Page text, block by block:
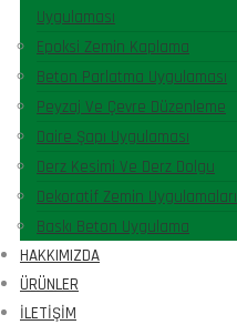
Uygulaması
Epoksi Zemin Kaplama
Beton Parlatma Uygulaması
Peyzaj Ve Çevre Düzenleme
Daire Şapı Uygulaması
Derz Kesimi Ve Derz Dolgu
Dekoratif Zemin Uygulamaları
Baskı Beton Uygulama
HAKKIMIZDA
ÜRÜNLER
İLETIŞIM